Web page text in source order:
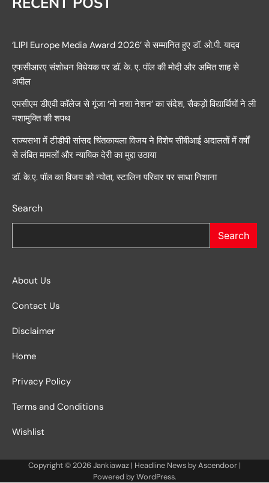
‘LIPI Europe Media Award 2026’ से सम्मानित हुए डॉ. ओ.पी. यादव
एफसीआरए संशोधन विधेयक पर डॉ. के. ए. पॉल की मोदी और अमित शाह से
अपील
एमसीएम डीएवी कॉलेज से गूंजा ‘नो नशा नेशन’ का संदेश, सैकड़ों विद्यार्थियों ने ली
नशामुक्ति की शपथ
राज्यसभा में टीडीपी सांसद चिंतकायला विजय ने विशेष सीबीआई अदालतों में वर्षों
से लंबित मामलों और न्यायिक देरी का मुद्दा उठाया
डॉ. के.ए. पॉल का विजय को न्योता, स्टालिन परिवार पर साधा निशाना
Search
Search
About Us
Contact Us
Disclaimer
Home
Privacy Policy
Terms and Conditions
Wishlist
Copyright © 2026Jankiawaz | Headline News byAscendoor |
Powered byWordPress.